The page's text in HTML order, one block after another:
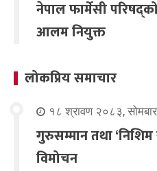
नेपाल फार्मेसी
आलम नियुक्त
लोकप्रिय समाचार
१८ श्रावण २०८३, सोमबार
गुरुसम्मान तथा
विमोचन